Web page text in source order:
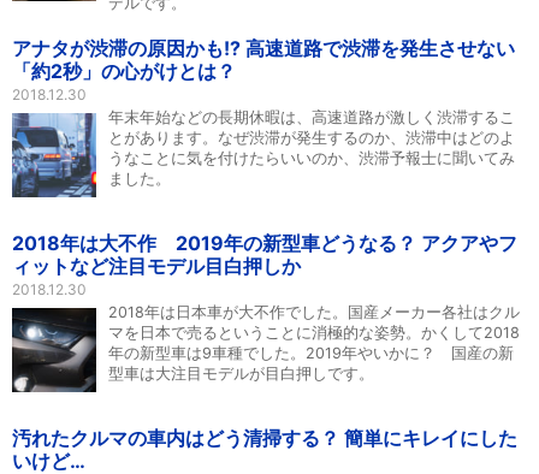
アナタが渋滞の原因かも!? 高速道路で渋滞を発生させない
「約2秒」の心がけとは？
2018.12.30
年末年始などの長期休暇は、高速道路が激しく渋滞するこ
とがあります。なぜ渋滞が発生するのか、渋滞中はどのよ
うなことに気を付けたらいいのか、渋滞予報士に聞いてみ
ました。
2018年は大不作 2019年の新型車どうなる？ アクアやフ
ィットなど注目モデル目白押しか
2018.12.30
2018年は日本車が大不作でした。国産メーカー各社はクル
マを日本で売るということに消極的な姿勢。かくして2018
年の新型車は9車種でした。2019年やいかに？ 国産の新
型車は大注目モデルが目白押しです。
汚れたクルマの車内はどう清掃する？ 簡単にキレイにした
いけど…